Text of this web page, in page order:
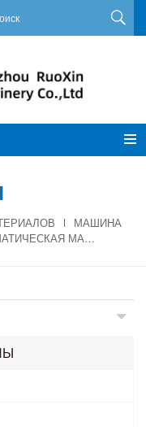
МАШИНА
ПОЛУАВТОМАТИЧЕСКАЯ МАШИНА ДЛЯ ПРОИЗВОДСТВА ПОДГУЗНИКОВ LE-120-CCM